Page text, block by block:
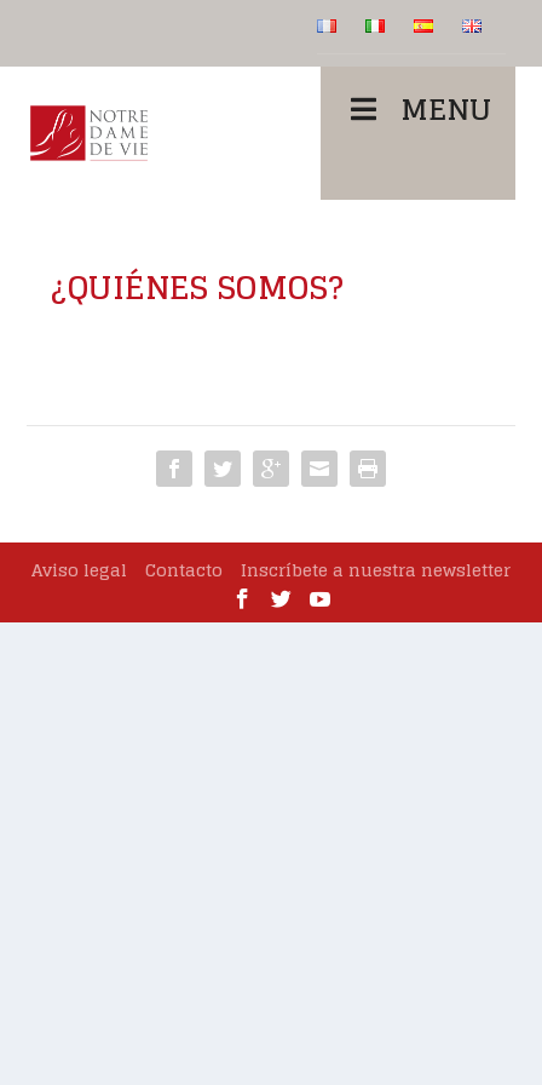
MENU
¿QUIÉNES SOMOS?
Aviso legal Contacto Inscríbete a nuestra newsletter